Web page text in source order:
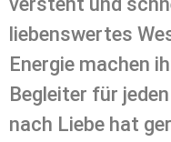
liebenswertes
Energie machen
Begleiter für
nach Liebe hat